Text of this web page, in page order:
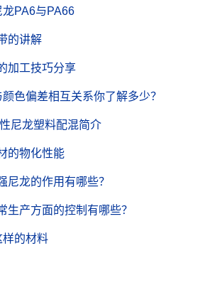
PA6与PA66
的讲解
加工技巧分享
色偏差相互关系你了解多少？
尼龙塑料配混简介
的物化性能
尼龙的作用有哪些？
生产方面的控制有哪些？
样的材料